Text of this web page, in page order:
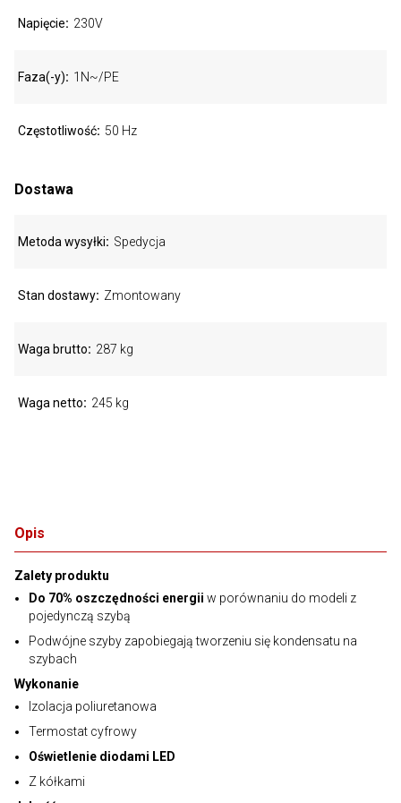
Opis
Zalety produktu
Do 70% oszczędności energii w porównaniu do modeli z
pojedynczą szybą
Podwójne szyby zapobiegają tworzeniu się kondensatu na
szybach
Wykonanie
Izolacja poliuretanowa
Termostat cyfrowy
Oświetlenie diodami LED
Z kółkami
Napięcie 230V
Faza(-y) 1N~/PE
Częstotliwość 50 Hz
Dostawa
Metoda wysyłki Spedycja
Stan dostawy Zmontowany
Waga brutto 287 kg
Waga netto 245 kg